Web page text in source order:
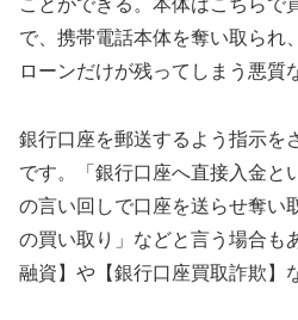
で、携帯電話本体を奪い取られ
ローンだけが残ってしまう悪質
銀行口座を郵送するよう指示を
です。「銀行口座へ直接入金と
の言い回しで口座を送らせ奪い
の買い取り」などと言う場合も
融資】や【銀行口座買取詐欺】